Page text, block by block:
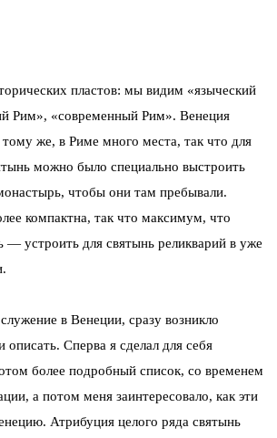
пластов: мы видим «языческий
Рим», «современный Рим». Венеция
же, в Риме много места, так что для
можно было специально выстроить
чтобы они там пребывали.
компактна, так что максимум, что
— устроить для святынь реликварий в уже
в Венеции, сразу возникло
описать. Сперва я сделал для себя
более подробный список, со временем
а потом меня заинтересовало, как эти
Атрибуция целого ряда святынь